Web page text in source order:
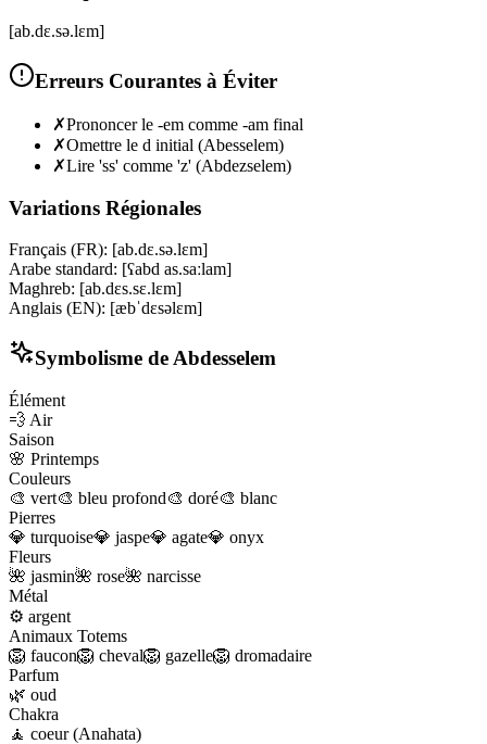
[ab.dɛ.sə.lɛm]
Erreurs Courantes à Éviter
✗Prononcer le -em comme -am final
✗Omettre le d initial (Abesselem)
✗Lire 'ss' comme 'z' (Abdezselem)
Variations Régionales
Français (FR): [ab.dɛ.sə.lɛm]
Arabe standard: [ʕabd as.saːlam]
Maghreb: [ab.dɛs.sɛ.lɛm]
Anglais (EN): [æbˈdɛsəlɛm]
Symbolisme de Abdesselem
Élément
💨 Air
Saison
🌸 Printemps
Couleurs
🎨 vert🎨 bleu profond🎨 doré🎨 blanc
Pierres
💎 turquoise💎 jaspe💎 agate💎 onyx
Fleurs
🌺 jasmin🌺 rose🌺 narcisse
Métal
⚙️ argent
Animaux Totems
🦁 faucon🦁 cheval🦁 gazelle🦁 dromadaire
Parfum
🌿 oud
Chakra
🧘 coeur (Anahata)